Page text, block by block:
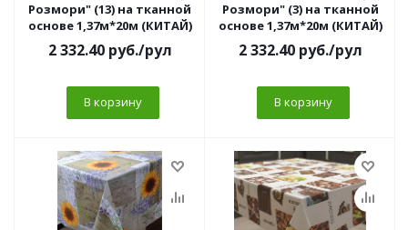
Розмори" (13) на тканной
основе 1,37м*20м (КИТАЙ)
2 332.40руб./рул
В корзину
Розмори" (3) на тканной
основе 1,37м*20м (КИТАЙ)
2 332.40руб./рул
В корзину